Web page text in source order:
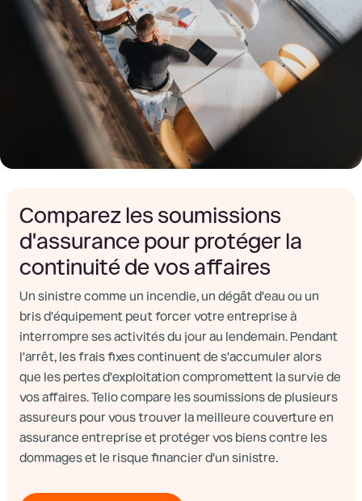
Comparez les soumissions
d'assurance pour protéger la
continuité de vos affaires
Un sinistre comme un incendie, un dégât d'eau ou un
bris d'équipement peut forcer votre entreprise à
interrompre ses activités du jour au lendemain. Pendant
l'arrêt, les frais fixes continuent de s'accumuler alors
que les pertes d'exploitation compromettent la survie de
vos affaires. Telio compare les soumissions de plusieurs
assureurs pour vous trouver la meilleure couverture en
assurance entreprise et protéger vos biens contre les
dommages et le risque financier d'un sinistre.